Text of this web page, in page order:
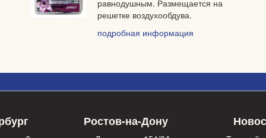
равнодушным. Размещается на
решетке воздухообдува.
подробная информация
Ростов-на-Дону